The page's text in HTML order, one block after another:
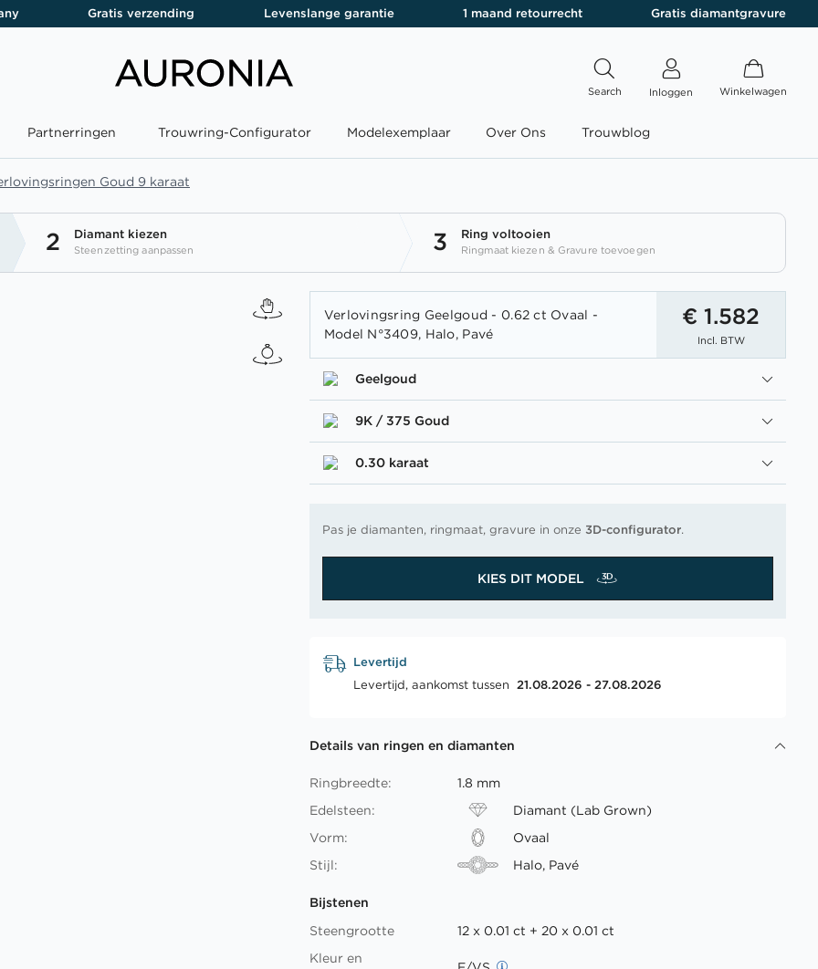
Gratis verzending Levenslange garantie 1 maand retourrecht Gratis diamantgravure
Search Inloggen Winkelwagen
Partnerringen Trouwring-Configurator Modelexemplaar Over Ons Trouwblog
Goud 9 karaat
2 Diamant kiezen
Steenzetting aanpassen 3 Ring voltooien
Ringmaat kiezen & Gravure toevoegen
Verlovingsring Geelgoud - 0.62 ct Ovaal -
Model N°3409, Halo, Pavé
€ 1.582
Incl. BTW
Geelgoud
9K / 375 Goud
0.30 karaat
Pas je diamanten, ringmaat, gravure in onze3D-configurator.
KIES DIT MODEL
Levertijd
Levertijd, aankomst tussen 21.08.2026 - 27.08.2026
Details van ringen en diamanten
Ringbreedte:
1.8 mm
Edelsteen:
Diamant (Lab Grown)
Vorm:
Ovaal
Stijl:
Halo, Pavé
Bijstenen
Steengrootte
12 x 0.01 ct + 20 x 0.01 ct
Kleur en